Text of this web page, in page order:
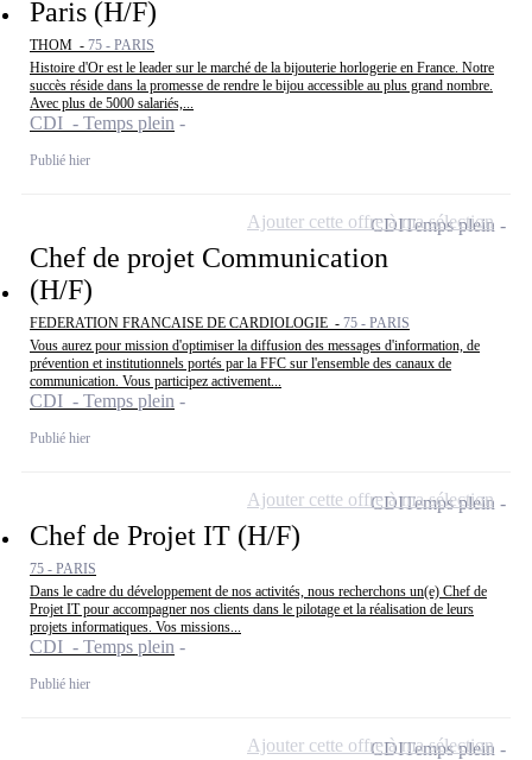
Paris (H/F)
THOM - 75 - PARIS
Histoire d'Or est le leader sur le marché de la bijouterie horlogerie en France. Notre
succès réside dans la promesse de rendre le bijou accessible au plus grand nombre.
Avec plus de 5000 salariés,...
CDI - Temps plein
Publié hier
Chef de projet Communication
(H/F)
FEDERATION FRANCAISE DE CARDIOLOGIE - 75 - PARIS
Vous aurez pour mission d'optimiser la diffusion des messages d'information, de
prévention et institutionnels portés par la FFC sur l'ensemble des canaux de
communication. Vous participez activement...
CDI - Temps plein
Publié hier
CDITemps plein
Ajouter cette offre à ma sélection
Chef de Projet IT (H/F)
75 - PARIS
Dans le cadre du développement de nos activités, nous recherchons un(e) Chef de
Projet IT pour accompagner nos clients dans le pilotage et la réalisation de leurs
projets informatiques. Vos missions...
CDI - Temps plein
Publié hier
CDITemps plein
Ajouter cette offre à ma sélection
CDITemps plein
Ajouter cette offre à ma sélection